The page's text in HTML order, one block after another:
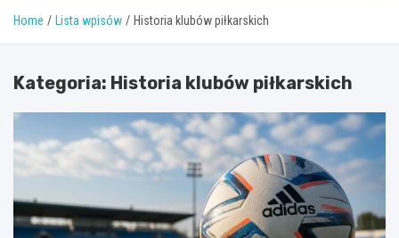
Home Lista wpisów Historia klubów piłkarskich
Kategoria: Historia klubów piłkarskich